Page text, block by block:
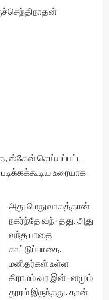
ஸ்கேன் செய்யப்பட்ட
உரையாக
அது மெதுவாகத்தான்
நகர்ந்தே வந்- தது. அது
வந்த பாதை
காட்டுப்பாதை.
மனிதர்கள் உள்ள
கிராமம் வர இன்- னமும்
தூரம் இருந்தது. தான்